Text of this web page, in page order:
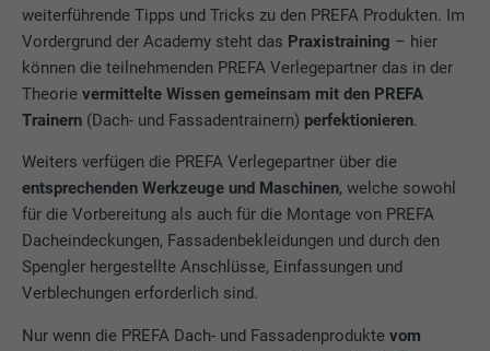
weiterführende Tipps und Tricks zu den PREFA Produkten. Im
Vordergrund der Academy steht das Praxistraining – hier
können die teilnehmenden PREFA Verlegepartner das in der
Theorievermittelte Wissen gemeinsam mit den PREFA
Trainern (Dach- und Fassadentrainern) perfektionieren.
Weiters verfügen die PREFA Verlegepartner über die
entsprechenden Werkzeuge und Maschinen, welche sowohl
für die Vorbereitung als auch für die Montage von PREFA
Dacheindeckungen, Fassadenbekleidungen und durch den
Spengler hergestellte Anschlüsse, Einfassungen und
Verblechungen erforderlich sind.
Nur wenn die PREFA Dach- und Fassadenproduktevom